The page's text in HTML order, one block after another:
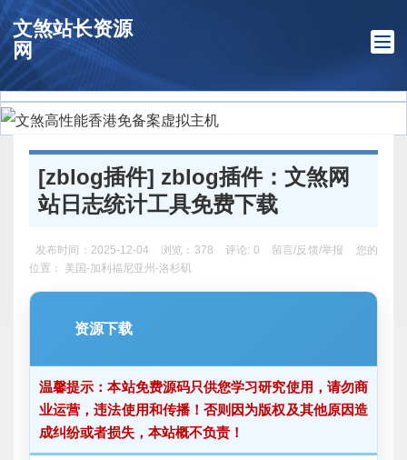
文煞站长资源
网
[zblog插件] zblog插件：文煞网
站日志统计工具免费下载
发布时间：2025-12-04 浏览：378 评论: 0 留言/反馈/举报
您的
位置： 美国-加利福尼亚州-洛杉矶
资源下载
温馨提示：本站免费源码只供您学习研究使用，请勿商
业运营，违法使用和传播！否则因为版权及其他原因造
成纠纷或者损失，本站概不负责！